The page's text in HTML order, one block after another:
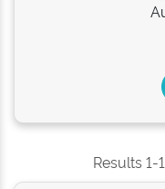
Results 1-